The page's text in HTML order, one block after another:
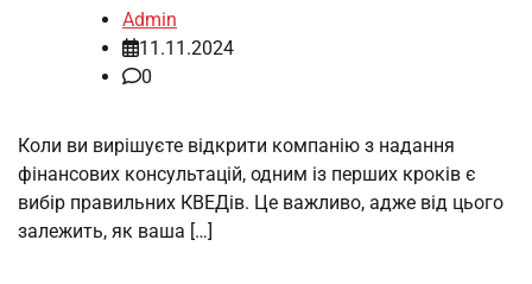
Admin
11.11.2024
0
Коли ви вирішуєте відкрити компанію з надання
фінансових консультацій, одним із перших кроків є
вибір правильних КВЕДів. Це важливо, адже від цього
залежить, як ваша […]